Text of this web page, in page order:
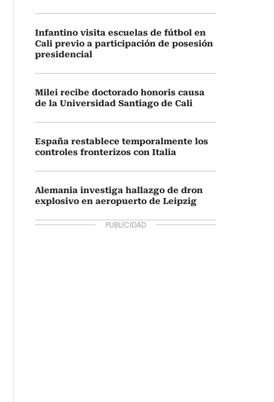
Infantino visita escuelas de fútbol en
Cali previo a participación de posesión
presidencial
Milei recibe doctorado honoris causa
de la Universidad Santiago de Cali
España restablece temporalmente los
controles fronterizos con Italia
Alemania investiga hallazgo de dron
explosivo en aeropuerto de Leipzig